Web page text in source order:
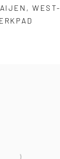
,WEST-